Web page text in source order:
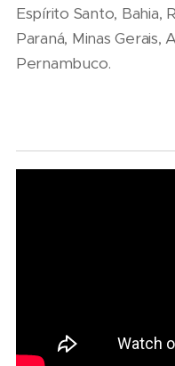
Espírito Santo, Bahia,
Paraná, Minas Gerais,
Pernambuco.
amor pela
Seminário